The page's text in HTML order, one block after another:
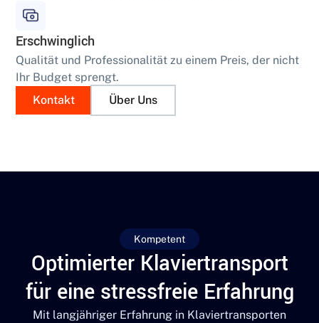
Erschwinglich
Qualität und Professionalität zu einem Preis, der nicht
Ihr Budget sprengt.
Kontakt
Über Uns
Kompetent
Optimierter Klaviertransport
für eine stressfreie Erfahrung
Mit langjähriger Erfahrung in Klaviertransporten